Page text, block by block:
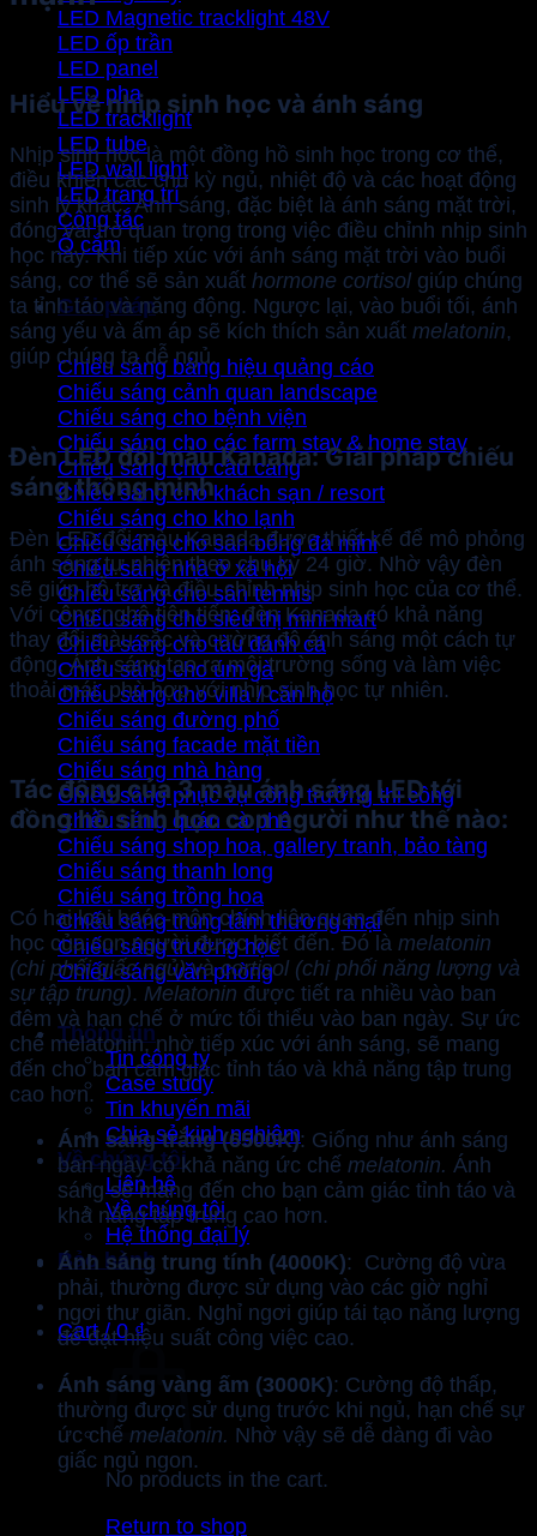
LED Magnetic tracklight 48V
LED ốp trần
LED panel
LED pha
LED tracklight
LED tube
LED wall light
LED trang trí
Công tắc
Ổ cắm
Giải pháp
Chiếu sáng bảng hiệu quảng cáo
Chiếu sáng cảnh quan landscape
Chiếu sáng cho bệnh viện
Chiếu sáng cho các farm stay & home stay
Chiếu sáng cho cầu cảng
Chiếu sáng cho khách sạn / resort
Chiếu sáng cho kho lạnh
Chiếu sáng cho sân bóng đá mini
Chiếu sáng nhà ở xã hội
Chiếu sáng cho sân tennis
Chiếu sáng cho siêu thị mini mart
Chiếu sáng cho tàu đánh cá
Chiếu sáng cho úm gà
Chiếu sáng cho villa / căn hộ
Chiếu sáng đường phố
Chiếu sáng facade mặt tiền
Chiếu sáng nhà hàng
Chiếu sáng phục vụ công trường thi công
Chiếu sáng quán cà phê
Chiếu sáng shop hoa, gallery tranh, bảo tàng
Chiếu sáng thanh long
Chiếu sáng trồng hoa
Chiếu sáng trung tâm thương mại
Chiếu sáng trường học
Chiếu sáng văn phòng
Thông tin
Tin công ty
Case study
Tin khuyến mãi
Chia sẻ kinh nghiệm
Về chúng tôi
Liên hệ
Về chúng tôi
Hệ thống đại lý
Bảo hành
Cart /0₫
No products in the cart.
Return to shop
Hiểu về nhịp sinh học và ánh sáng
Nhịp sinh học là một đồng hồ sinh học trong cơ thể,
điều khiển các chu kỳ ngủ, nhiệt độ và các hoạt động
sinh lý khác. Ánh sáng, đặc biệt là ánh sáng mặt trời,
đóng vai trò quan trọng trong việc điều chỉnh nhịp sinh
học này. Khi tiếp xúc với ánh sáng mặt trời vào buổi
sáng, cơ thể sẽ sản xuất hormone cortisol giúp chúng
ta tỉnh táo và năng động. Ngược lại, vào buổi tối, ánh
sáng yếu và ấm áp sẽ kích thích sản xuất melatonin,
giúp chúng ta dễ ngủ.
Đèn LED đổi màu Kanada: Giải pháp chiếu
sáng thông minh
Đèn LED đổi màu Kanada được thiết kế để mô phỏng
ánh sáng tự nhiên theo chu kỳ 24 giờ. Nhờ vậy đèn
sẽ giúp hỗ trợ và điều chỉnh nhịp sinh học của cơ thể.
Với công nghệ tiên tiến, đèn Kanada có khả năng
thay đổi màu sắc và cường độ ánh sáng một cách tự
động. Ánh sáng tạo ra môi trường sống và làm việc
thoải mái, phù hợp với nhịp sinh học tự nhiên.
Tác động của 3 màu ánh sáng LED tới
đồng hồ sinh học con người như thế nào:
Có hai loại hoóc-môn chính liên quan đến nhịp sinh
học của con người được biết đến. Đó là melatonin
(chi phối giấc ngủ)vàcortisol (chi phối năng lượng và
sự tập trung). Melatonin được tiết ra nhiều vào ban
đêm và hạn chế ở mức tối thiểu vào ban ngày. Sự ức
chế melatonin, nhờ tiếp xúc với ánh sáng, sẽ mang
đến cho bạn cảm giác tỉnh táo và khả năng tập trung
cao hơn.
Ánh sáng trắng (6500K): Giống như ánh sáng
ban ngày có khả năng ức chế melatonin. Ánh
sáng sẽ mang đến cho bạn cảm giác tỉnh táo và
khả năng tập trung cao hơn.
Ánh sáng trung tính (4000K): Cường độ vừa
phải, thường được sử dụng vào các giờ nghỉ
ngơi thư giãn. Nghỉ ngơi giúp tái tạo năng lượng
để đạt hiệu suất công việc cao.
Ánh sáng vàng ấm (3000K): Cường độ thấp,
thường được sử dụng trước khi ngủ, hạn chế sự
ức chế melatonin. Nhờ vậy sẽ dễ dàng đi vào
giấc ngủ ngon.